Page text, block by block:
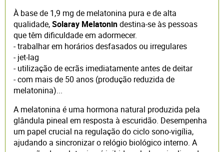
À base de 1,9 mg de melatonina pura e de alta
qualidade,Solaray Melatonindestina-se às pessoas
que têm dificuldade em adormecer.
- trabalhar em horários desfasados ou irregulares
- jet-lag
- utilização de ecrãs imediatamente antes de deitar
- com mais de 50 anos (produção reduzida de
melatonina)...
A melatonina é uma hormona natural produzida pela
glândula pineal em resposta à escuridão. Desempenha
um papel crucial na regulação do ciclo sono-vigília,
ajudando a sincronizar o relógio biológico interno. A